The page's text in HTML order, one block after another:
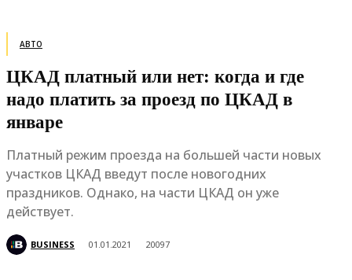
АВТО
ЦКАД платный или нет: когда и где
надо платить за проезд по ЦКАД в
январе
Платный режим проезда на большей части новых
участков ЦКАД введут после новогодних
праздников. Однако, на части ЦКАД он уже
действует.
BUSINESS 01.01.2021 20097